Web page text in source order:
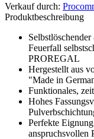
Verkauf durch:
Produktbeschreibung
Feuerfall
PROREGAL
Hergestellt aus
"Made in
Funktionales,
Hohes
Perfekte
anspruchsvollen